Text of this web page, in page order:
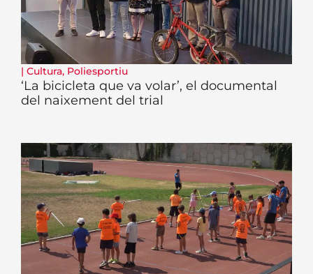
| Cultura, Poliesportiu
‘La bicicleta que va volar’, el documental
del naixement del trial